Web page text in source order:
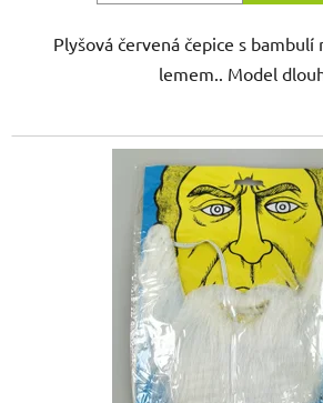
Plyšová červená čepice s bambulí
lemem.. Model